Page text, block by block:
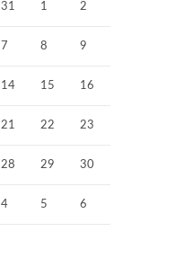
31 1 2
7 8 9
14 15 16
21 22 23
28 29 30
4 5 6